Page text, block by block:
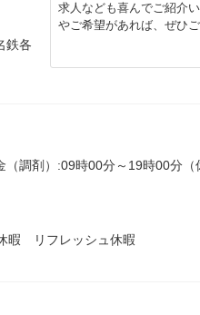
鉄各
求人なども喜んでご紹介
やご希望があれば、ぜひご
調剤）:09時00分～19時00分（
リフレッシュ休暇